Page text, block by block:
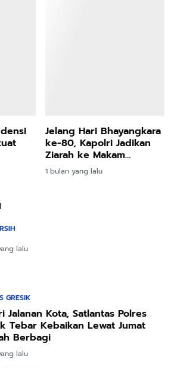
Jelang Hari Bhayangkara
ke-80, Kapolri Jadikan
Ziarah ke Makam
Presiden RI Terdahulu
Sebagai Momentum
1 bulan yang lalu
lalu
GRESIK
Jalanan Kota, Satlantas Polres
Tebar Kebaikan Lewat Jumat
Berbagi
lalu